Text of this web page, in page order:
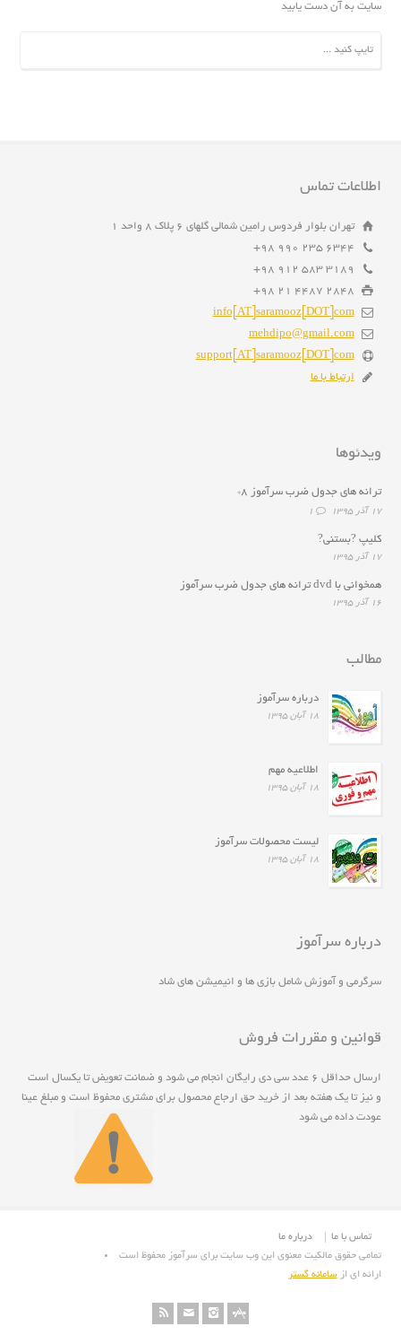
سایت به آن دست یابید
اطلاعات تماس
تهران بلوار فردوس رامین شمالی گلهای ۶ پلاک ۸ واحد ۱
6344 235 990 98+
3189 583 912 98+
2848 4487 21 98+
info[AT]saramooz[DOT]com
mehdipo@gmail.com
support[AT]saramooz[DOT]com
ارتباط با ما
ویدئوها
ترانه هاى جدول ضرب سرآموز ۸*
۱۷ آذر ۱۳۹۵ 1
کلیپ ?بستنی?
۱۷ آذر ۱۳۹۵
همخوانى با dvd ترانه هاى جدول ضرب سرآموز
۱۶ آذر ۱۳۹۵
مطالب
درباره سرآموز
۱۸ آبان ۱۳۹۵
اطلاعیه مهم
۱۸ آبان ۱۳۹۵
لیست محصولات سرآموز
۱۸ آبان ۱۳۹۵
درباره سرآموز
سرگرمی و آموزش شامل بازی ها و انیمیشن های شاد
قوانین و مقررات فروش
ارسال حداقل ۶ عدد سی دی رايگان انجام مي شود و ضمانت تعويض تا يکسال است
و نيز تا يک هفته بعد از خريد حق ارجاع محصول برای مشتری محفوظ است و مبلغ عينا
عودت داده می شود
درباره ما
تماس با ما
تمامی حقوق مالکیت معنوی این وب سایت برای سرآموز محفوظ است
ارائه ای ازسامانه گستر